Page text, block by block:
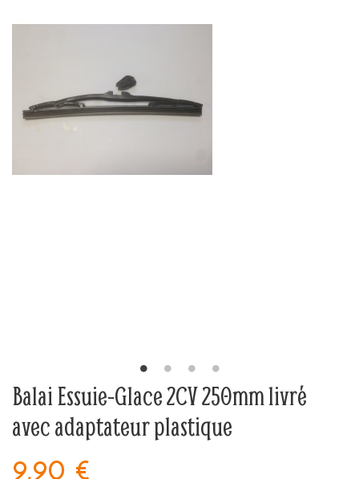
Balai Essuie-Glace 2CV 250mm livré
avec adaptateur plastique
9,90 €